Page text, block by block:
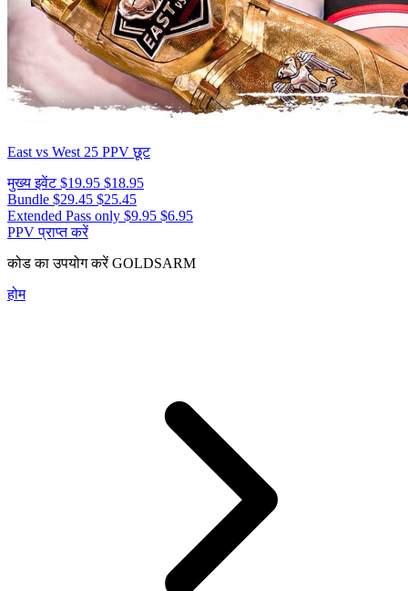
East vs West 25 PPV छूट
मुख्य इवेंट$19.95 $18.95
Bundle $29.45 $25.45
Extended Pass only $9.95 $6.95
PPV प्राप्त करें
कोड का उपयोग करेंGOLDSARM
होम